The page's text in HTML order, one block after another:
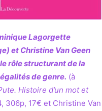
Lagorgette
et Christine Van Geen
rôle structurant de la
de genre. (à
Histoire d’un mot et
306p, 17€ et Christine Van